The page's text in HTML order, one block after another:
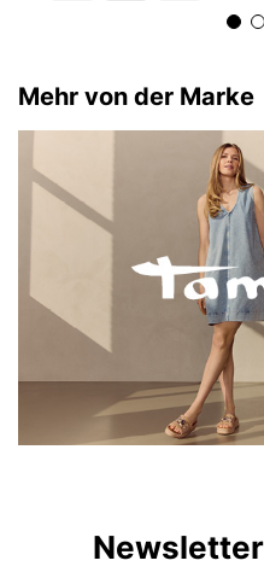
Mehr von der Marke